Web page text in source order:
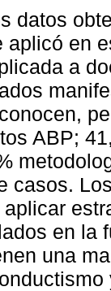
datos
aplicó en
a
ABP;
casos.
en la
una